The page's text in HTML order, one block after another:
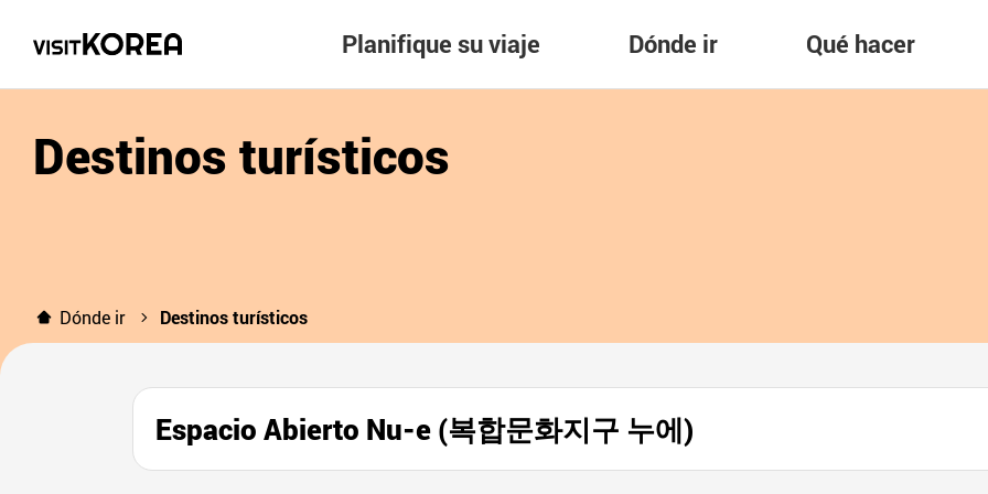
Planifique su viaje Dónde ir Qué hacer
Destinos turísticos
Dónde ir Destinos turísticos
Espacio Abierto Nu-e (복합문화지구 누에)